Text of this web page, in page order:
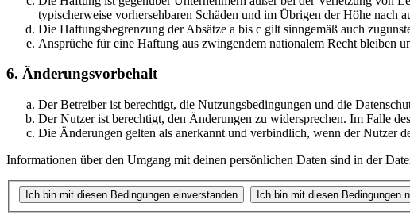
typischerweise vorhersehbaren Schäden und im Übrigen der Höhe nach
Die Haftungsbegrenzung der Absätze a bis c gilt sinngemäß auch
Ansprüche für eine Haftung aus zwingendem nationalem Recht bleiben
6. Änderungsvorbehalt
Der Betreiber ist berechtigt, die Nutzungsbedingungen und die
Der Nutzer ist berechtigt, den Änderungen zu widersprechen. Im Falle
Die Änderungen gelten als anerkannt und verbindlich, wenn der Nutzer
Informationen über den Umgang mit deinen persönlichen Daten sind in der